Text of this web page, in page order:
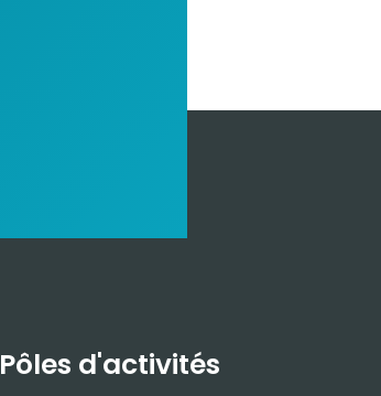
Pôles d'activités